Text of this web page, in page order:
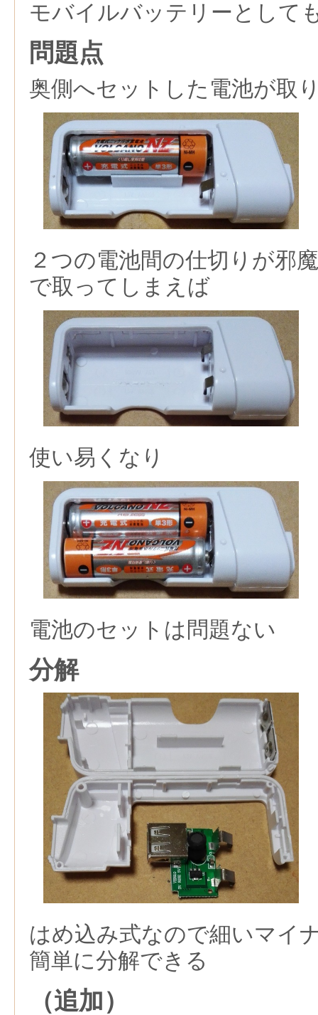
モバイルバッテリーとして
問題点
奥側へセットした電池が取
２つの電池間の仕切りが邪
で取ってしまえば
使い易くなり
電池のセットは問題ない
分解
はめ込み式なので細いマイ
簡単に分解できる
（追加）